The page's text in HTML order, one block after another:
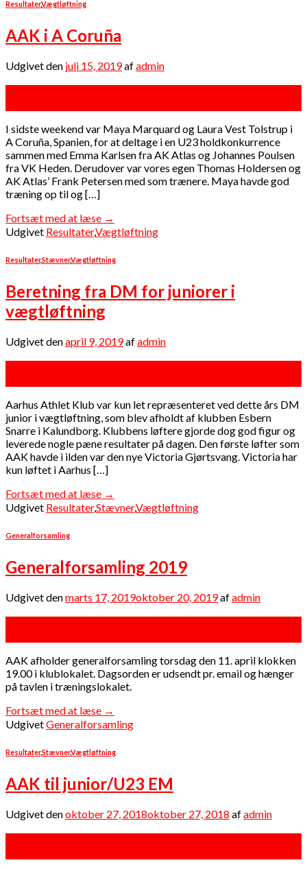
Resultater,Vægtløftning
AAK i A Coruña
Udgivet den juli 15, 2019afadmin
I sidste weekend var Maya Marquard og Laura Vest Tolstrup i
A Coruña, Spanien, for at deltage i en U23 holdkonkurrence
sammen med Emma Karlsen fra AK Atlas og Johannes Poulsen
fra VK Heden. Derudover var vores egen Thomas Holdersen og
AK Atlas’ Frank Petersen med som trænere. Maya havde god
træning op til og […]
Fortsæt med at læse →
Udgivet Resultater,Vægtløftning
Resultater,Stævner,Vægtløftning
Beretning fra DM for juniorer i
vægtløftning
Udgivet denapril 9, 2019afadmin
Aarhus Athlet Klub var kun let repræsenteret ved dette års DM
junior i vægtløftning, som blev afholdt af klubben Esbern
Snarre i Kalundborg. Klubbens løftere gjorde dog god figur og
leverede nogle pæne resultater på dagen. Den første løfter som
AAK havde i ilden var den nye Victoria Gjørtsvang. Victoria har
kun løftet i Aarhus […]
Fortsæt med at læse →
Udgivet Resultater,Stævner,Vægtløftning
Generalforsamling
Generalforsamling 2019
Udgivet denmarts 17, 2019oktober 20, 2019afadmin
AAK afholder generalforsamling torsdag den 11. april klokken
19.00 i klublokalet. Dagsorden er udsendt pr. email og hænger
på tavlen i træningslokalet.
Fortsæt med at læse →
UdgivetGeneralforsamling
Resultater,Stævner,Vægtløftning
AAK til junior/U23 EM
Udgivet denoktober 27, 2018oktober 27, 2018 afadmin